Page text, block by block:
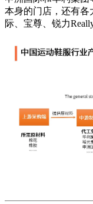
本身的门店，还有各
际、宝尊、锐力